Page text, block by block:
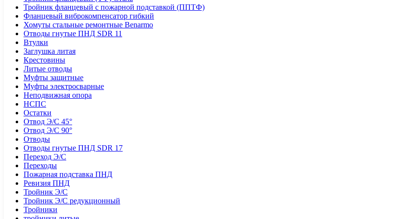
Тройник фланцевый с пожарной подставкой (ППТФ)
Фланцевый виброкомпенсатор гибкий
Хомуты стальные ремонтные Benarmo
Отводы гнутые ПНД SDR 11
Втулки
Заглушка литая
Крестовины
Литые отводы
Муфты защитные
Муфты электросварные
Неподвижная опора
НСПС
Остатки
Отвод Э/С 45°
Отвод Э/С 90°
Отводы
Отводы гнутые ПНД SDR 17
Переход Э/С
Переходы
Пожарная подставка ПНД
Ревизия ПНД
Тройник Э/С
Тройник Э/С редукционный
Тройники